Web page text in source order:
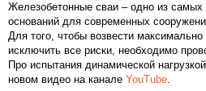
Железобетонные сваи – одно из
оснований для современных
Для того, чтобы возвести
исключить все риски, необходимо
Про испытания динамической
новом видео на канале YouTube.